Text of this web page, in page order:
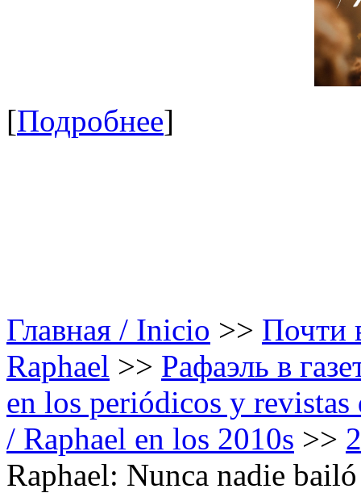
[Подробнее]
Главная / Inicio >> Почти
Raphael >> Рафаэль в
en los periódicos y
/ Raphael en los 2010s >>
Raphael: Nunca nadie